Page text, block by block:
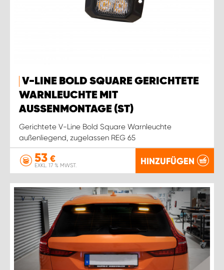
V-LINE BOLD SQUARE GERICHTETE
WARNLEUCHTE MIT
AUSSENMONTAGE (ST)
Gerichtete V-Line Bold Square Warnleuchte
außenliegend, zugelassen REG 65
53 €
EXKL. 17 % MWST. HINZUFÜGEN